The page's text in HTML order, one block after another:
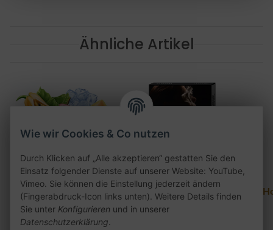
Ähnliche Artikel
187 - Voodoo King 200g
26,90 €*
Al Fakher Lounge Love
Wie wir Cookies & Co nutzen
Durch Klicken auf „Alle akzeptieren“ gestatten Sie den
Einsatz folgender Dienste auf unserer Website: YouTube,
Vimeo. Sie können die Einstellung jederzeit ändern
(Fingerabdruck-Icon links unten). Weitere Details finden
Sie unter Konfigurieren und in unserer
Datenschutzerklärung.